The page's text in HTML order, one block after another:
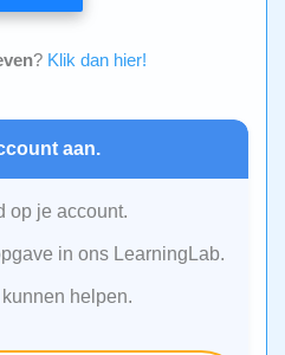
? Klik dan hier!
aan.
op je account.
in ons LearningLab.
helpen.